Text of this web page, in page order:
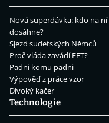
Nová superdávka: kdo na ní
dosáhne?
Sjezd sudetských Němců
Proč vláda zavádí EET?
Padni komu padni
Výpověď z práce vzor
Divoký kačer
Technologie